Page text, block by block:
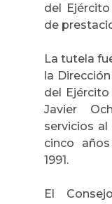
del
de
La tutela
la
del Ejército
Javier
servicios
cinco
1991.
El